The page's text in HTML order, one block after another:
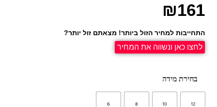
₪161
התחייבות למחיר הזול ביותר! מצאתם זול יותר?
לחצו כאן ונשווה את המחיר
בחירת מידה
12
10
8
6